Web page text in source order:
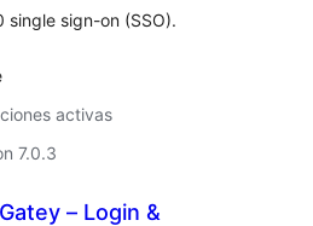
single sign-on (SSO).
activas
7.0.3
Gatey – Login &